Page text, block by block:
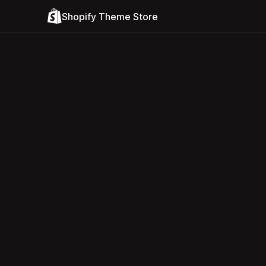
Shopify Theme Store